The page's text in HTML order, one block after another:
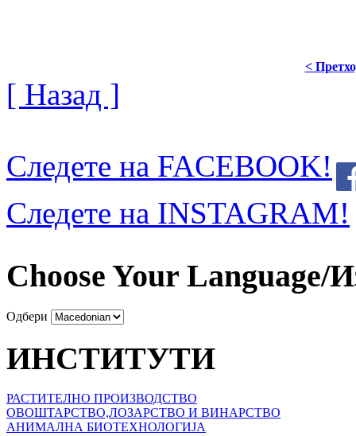
<
[ Назад ]
Следете на FACEBOOK!
Следете на INSTAGRAM!
Choose Your Language/
Одбери
ИНСТИТУТИ
РАСТИТЕЛНО ПРОИЗВОДСТВО
ОВОШТАРСТВО,ЛОЗАРСТВО И ВИНАРСТВО
АНИМАЛНА БИОТЕХНОЛОГИЈА